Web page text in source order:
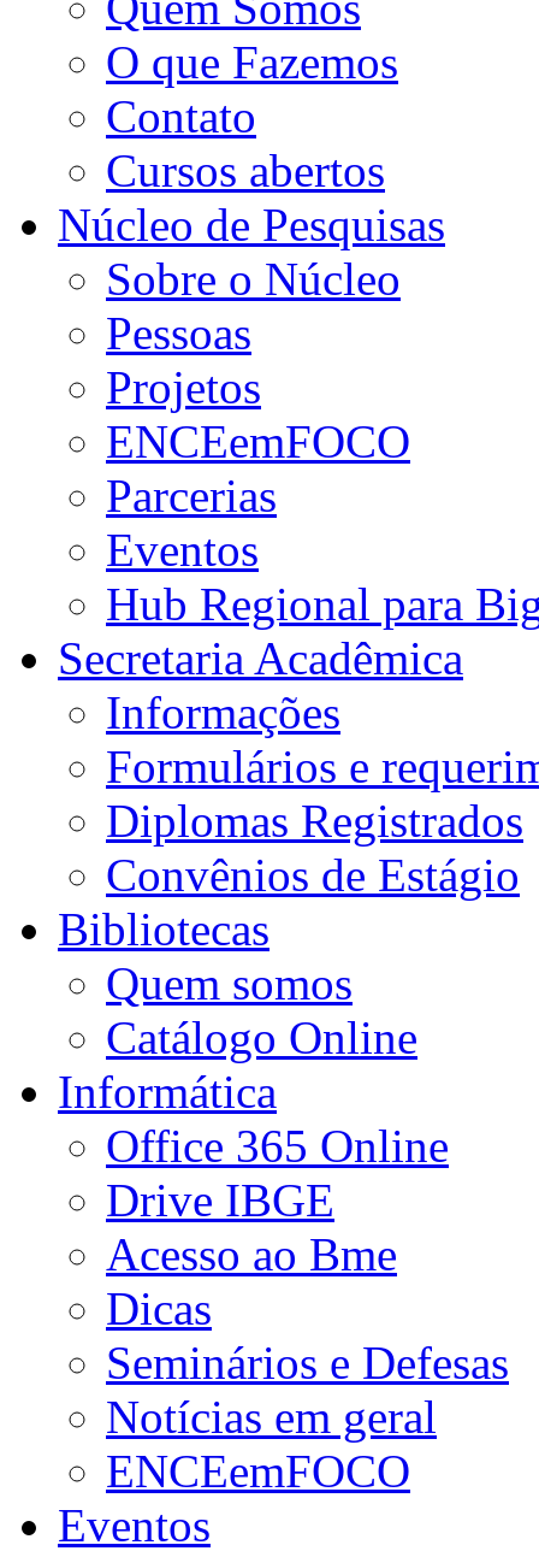
O que Fazemos
Contato
Cursos abertos
Núcleo de Pesquisas
Sobre o Núcleo
Pessoas
Projetos
ENCEemFOCO
Parcerias
Eventos
Hub Regional para
Secretaria Acadêmica
Informações
Formulários e
Diplomas Registrados
Convênios de Estágio
Bibliotecas
Quem somos
Catálogo Online
Informática
Office 365 Online
Drive IBGE
Acesso ao Bme
Dicas
Seminários e Defesas
Notícias em geral
ENCEemFOCO
Eventos